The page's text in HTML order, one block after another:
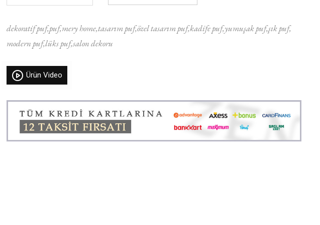
dekoratif puf puf mery hometasarım pufözel tasarım pufkadife puf yumuşak pufşık puf
modern puflüks pufsalon dekoru
Ürün Video